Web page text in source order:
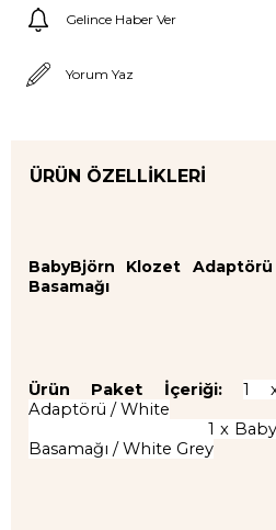
Gelince Haber Ver
Yorum Yaz
ÜRÜN ÖZELLIKLERI
BabyBjörn Klozet
Basamağı
Ürün Paket İçeriği: 1
Adaptörü / White
1 x BabyBjörn
Basamağı / White Grey